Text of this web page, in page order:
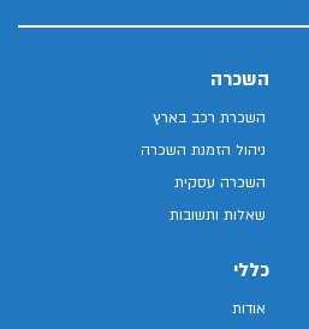
השכרה
השכרת רכב בארץ
ניהול הזמנת השכרה
השכרה עסקית
שאלות ותשובות
כללי
אודות